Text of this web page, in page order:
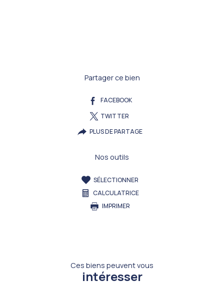
Partager ce bien
FACEBOOK
TWITTER
PLUS DE PARTAGE
Nos outils
SÉLECTIONNER
CALCULATRICE
IMPRIMER
Ces biens peuvent vous
intéresser